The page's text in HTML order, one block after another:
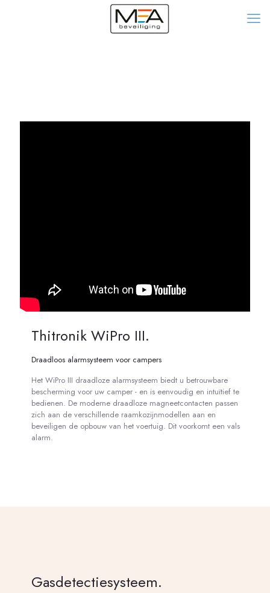
Thitronik WiPro III.
Draadloos alarmsysteem voor campers
Het WiPro III draadloze alarmsysteem biedt u betrouwbare
bescherming voor uw camper - en is eenvoudig en intuïtief te
bedienen. De moderne draadloze magneetcontacten passen
zich aan de verschillende raamkozijnmodellen aan en
beveiligen de opbouw van het voertuig. Dit voorkomt een vals
alarm.
Gasdetectiesysteem.